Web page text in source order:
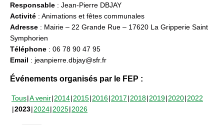
Responsable : Jean-Pierre DBJAY
Activité : Animations et fêtes communales
Adresse : Mairie – 22 Grande Rue – 17620 La Gripperie Saint
Symphorien
Téléphone : 06 78 90 47 95
Email : jeanpierre.dbjay@sfr.fr
Événements organisés par le FEP :
Tous A venir 2014 2015 2016 2017 2018 2019 2020 2022
2023 2024 2025 2026